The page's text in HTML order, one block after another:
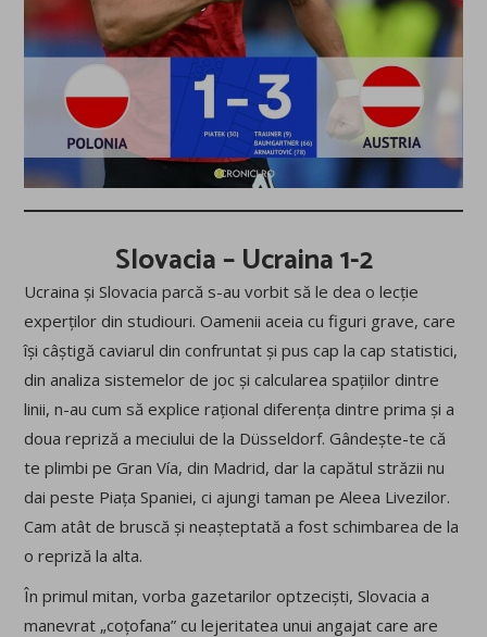
Slovacia – Ucraina1-2
Ucraina și Slovacia parcă s-au vorbit să le dea o lecție
experților din studiouri. Oamenii aceia cu figuri grave, care
își câștigă caviarul din confruntat și pus cap la cap statistici,
din analiza sistemelor de joc și calcularea spațiilor dintre
linii, n-au cum să explice rațional diferența dintre prima și a
doua repriză a meciului de la Düsseldorf. Gândește-te că
te plimbi pe Gran Vía, din Madrid, dar la capătul străzii nu
dai peste Piața Spaniei, ci ajungi taman pe Aleea Livezilor.
Cam atât de bruscă și neașteptată a fost schimbarea de la
o repriză la alta.
În primul mitan, vorba gazetarilor optzeciști, Slovacia a
manevrat „coțofana” cu lejeritatea unui angajat care are